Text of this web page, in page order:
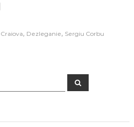
Brâncuși
Craiova, Dezleganie, Sergiu Corbu
Search